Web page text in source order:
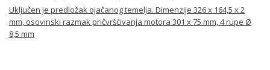
Uključen je predložak ojačanog temelja. Dimenzije 326 x 164,5 x 2
mm, osovinski razmak pričvršćivanja motora 301 x 75 mm, 4 rupe Ø
8,5 mm